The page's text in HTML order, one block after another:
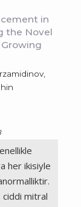
in
the Novel
her ikisiyle
ciddi mitral